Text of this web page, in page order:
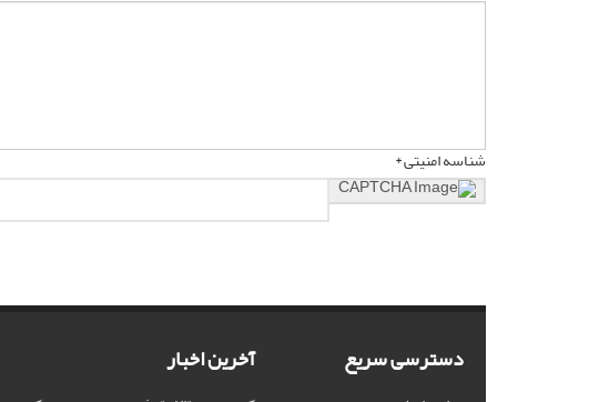
شناسه امنیتی *
دسترسی سریع آخرین اخبار